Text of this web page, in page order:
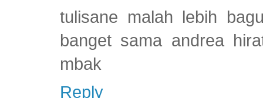
tulisane malah lebih
banget sama andrea
mbak
Reply